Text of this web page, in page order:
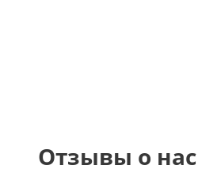
Отзывы о нас